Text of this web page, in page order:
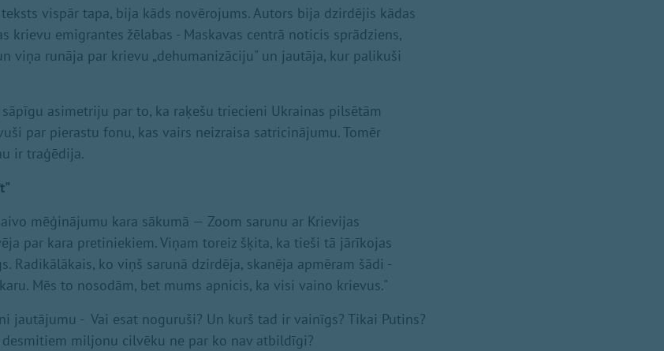
vispār tapa, bija kāds novērojums. Autors bija dzirdējis kādas
krievu emigrantes žēlabas - Maskavas centrā noticis sprādziens,
viņa runāja par krievu „dehumanizāciju" un jautāja, kur palikuši
asimetriju par to, ka raķešu triecieni Ukrainas pilsētām
par pierastu fonu, kas vairs neizraisa satricinājumu. Tomēr
ir traģēdija.
mēģinājumu kara sākumā — Zoom sarunu ar Krievijas
par kara pretiniekiem. Viņam toreiz šķita, ka tieši tā jārīkojas
Radikālākais, ko viņš sarunā dzirdēja, skanēja apmēram šādi -
Mēs to nosodām, bet mums apnicis, ka visi vaino krievus."
jautājumu - Vai esat noguruši? Un kurš tad ir vainīgs? Tikai Putins?
miljonu cilvēku ne par ko nav atbildīgi?